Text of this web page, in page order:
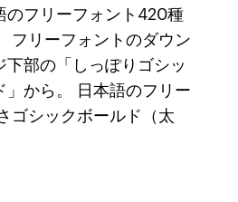
のフリーフォント420種
フリーフォントのダウン
下部の「しっぽりゴシッ
」から。 日本語のフリー
ゴシックボールド（太